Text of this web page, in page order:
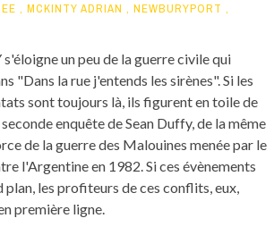
, MCKINTY ADRIAN , NEWBURYPORT ,
un peu de la guerre civile qui
"Dans la rue j'entends les sirènes". Si les
sont toujours là, ils figurent en toile de
enquête de Sean Duffy, de la même
de la guerre des Malouines menée par le
l'Argentine en 1982. Si ces évènements
plan, les profiteurs de ces conflits, eux,
première ligne.